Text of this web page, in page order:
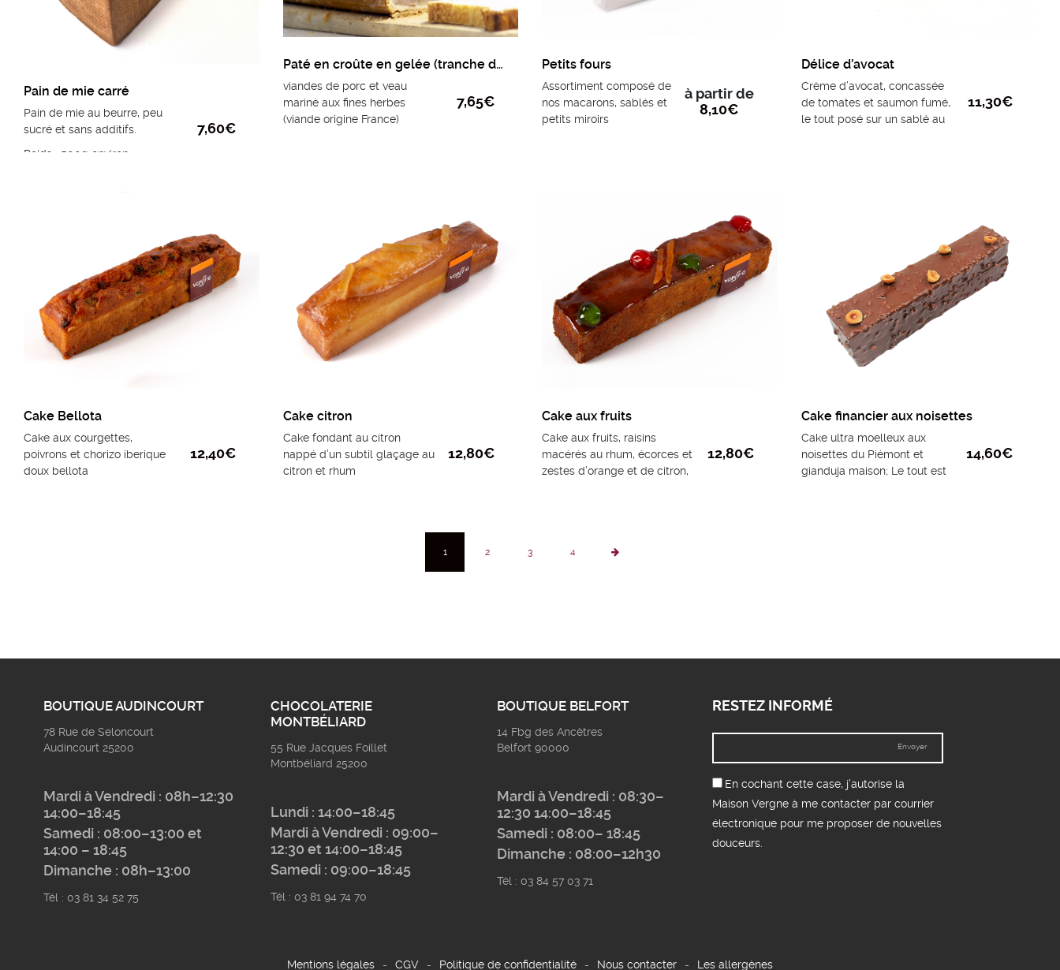
Pain de mie carré
Pain de mie au beurre, peu
sucré et sans additifs.
Poids : 500g environ
7,60€
Paté en croûte en gelée (tranche de 150g environ)
viandes de porc et veau
mariné aux fines herbes
(viande origine France)
7,65€
Petits fours
Assortiment composé de
nos macarons, sablés et
petits miroirs
à partir de
8,10€
Délice d’avocat
Crème d’avocat, concassée
de tomates et saumon fumé,
le tout posé sur un sablé au
11,30€
Cake Bellota
Cake aux courgettes,
poivrons et chorizo iberique
doux bellota
12,40€
Cake citron
Cake fondant au citron
nappé d’un subtil glaçage au
citron et rhum
12,80€
Cake aux fruits
Cake aux fruits, raisins
macérés au rhum, écorces et
zestes d’orange et de citron,
12,80€
Cake financier aux noisettes
Cake ultra moelleux aux
noisettes du Piémont et
gianduja maison; Le tout est
14,60€
1 2 3 4
BOUTIQUE AUDINCOURT
78 Rue de Seloncourt
Audincourt 25200
Mardi à Vendredi : 08h–12:30
14:00–18:45
Samedi : 08:00–13:00 et
14:00 – 18:45
Dimanche : 08h–13:00
Tél : 03 81 34 52 75
CHOCOLATERIE
MONTBÉLIARD
55 Rue Jacques Foillet
Montbéliard 25200
Lundi : 14:00–18:45
Mardi à Vendredi : 09:00–
12:30 et 14:00–18:45
Samedi : 09:00–18:45
Tél : 03 81 94 74 70
BOUTIQUE BELFORT
14 Fbg des Ancêtres
Belfort 90000
Mardi à Vendredi : 08:30–
12:30 14:00–18:45
Samedi : 08:00– 18:45
Dimanche : 08:00–12h30
Tél : 03 84 57 03 71
RESTEZ INFORMÉ
En cochant cette case, j’autorise la
Maison Vergne à me contacter par courrier
électronique pour me proposer de nouvelles
douceurs.
Envoyer
Mentions légales - CGV - Politique de confidentialité - Nous contacter - Les allergènes